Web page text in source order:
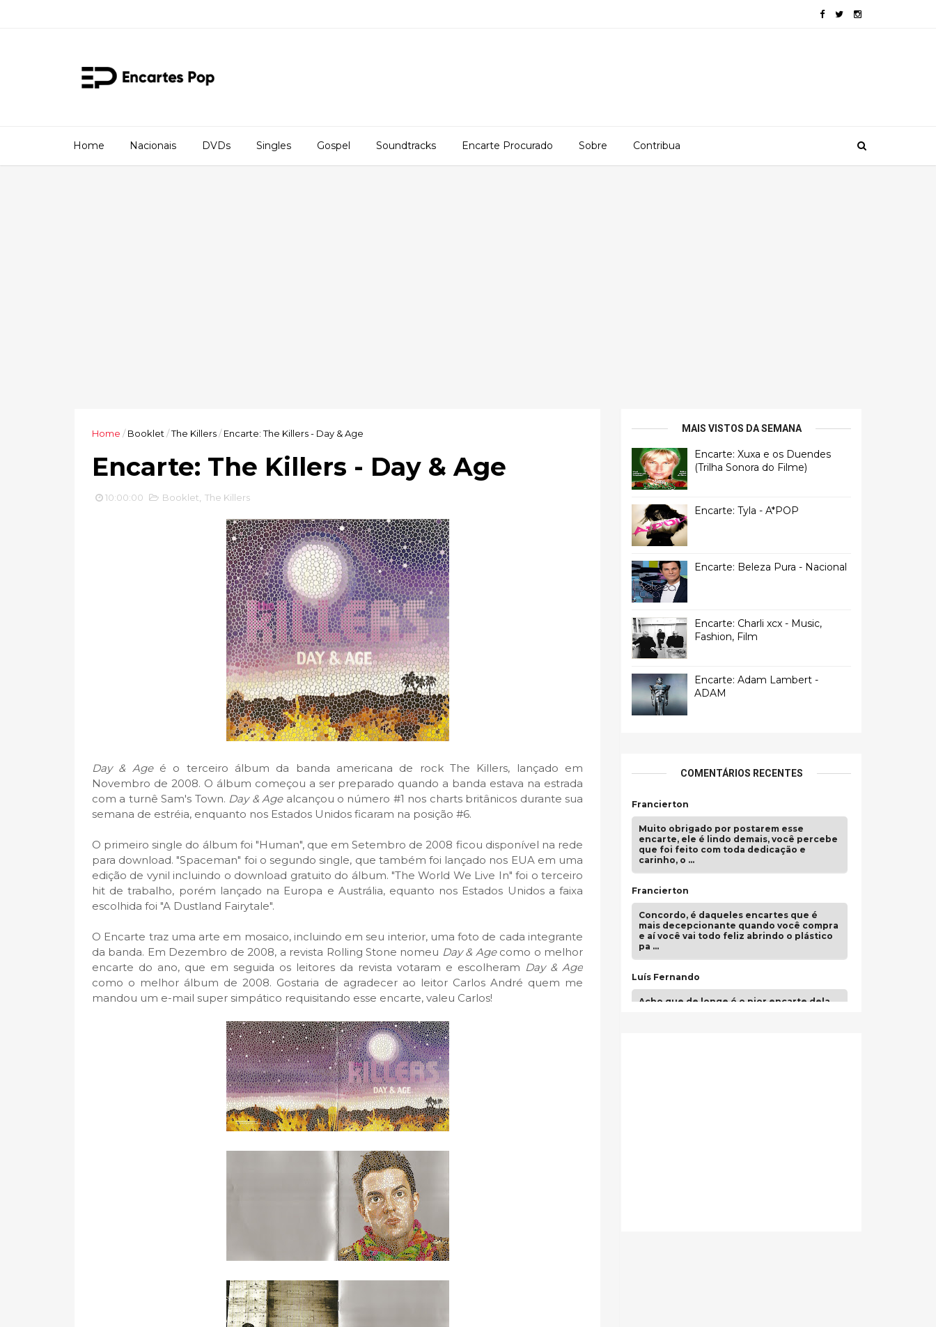
Home Nacionais DVDs Singles Gospel Soundtracks Encarte Procurado Sobre Contribua
Home / Booklet /The Killers/ Encarte: The Killers - Day & Age
Encarte: The Killers - Day & Age
10:00:00 Booklet The Killers
Day & Age é o terceiro álbum da banda americana de rock The Killers, lançado em
Novembro de 2008. O álbum começou a ser preparado quando a banda estava na estrada
com a turnê Sam's Town. Day & Agealcançou o número #1 nos charts britânicos durante sua
semana de estréia, enquanto nos Estados Unidos ficaram na posição #6.
O primeiro single do álbum foi "Human", que em Setembro de 2008 ficou disponível na rede
para download. "Spaceman" foi o segundo single, que também foi lançado nos EUA em uma
edição de vynil incluindo o download gratuito do álbum. "The World We Live In" foi o terceiro
hit de trabalho, porém lançado na Europa e Austrália, equanto nos Estados Unidos a faixa
escolhida foi "A Dustland Fairytale".
O Encarte traz uma arte em mosaico, incluindo em seu interior, uma foto de cada integrante
da banda. Em Dezembro de 2008, a revista Rolling Stone nomeu Day & Agecomo o melhor
encarte do ano, que em seguida os leitores da revista votaram e escolheram Day & Age
como o melhor álbum de 2008. Gostaria de agradecer ao leitor Carlos André quem me
mandou um e-mail super simpático requisitando esse encarte, valeu Carlos!
MAIS VISTOS DA SEMANA
Encarte: Xuxa e os Duendes
(Trilha Sonora do Filme)
Encarte: Tyla - A*POP
Encarte: Beleza Pura - Nacional
Encarte: Charli xcx - Music,
Fashion, Film
Encarte: Adam Lambert -
ADAM
COMENTÁRIOS RECENTES
Francierton
Muito obrigado por postarem esse
encarte, ele é lindo demais, você percebe
que foi feito com toda dedicação e
carinho, o …
Francierton
Concordo, é daqueles encartes que é
mais decepcionante quando você compra
e aí você vai todo feliz abrindo o plástico
pa …
Luís Fernando
Acho que de longe é o pior encarte dela.